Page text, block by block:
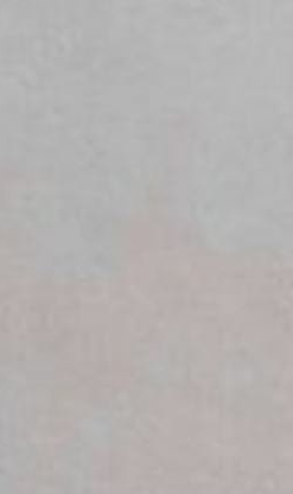
att ett
nationella
uppgår
i
för
objekt finns
av alla